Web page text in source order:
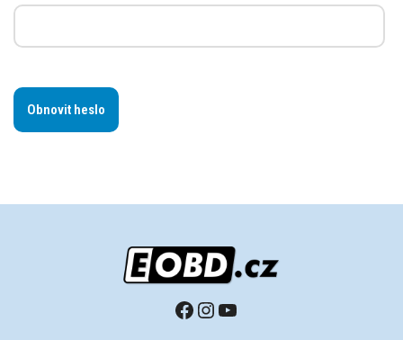
Obnovit heslo